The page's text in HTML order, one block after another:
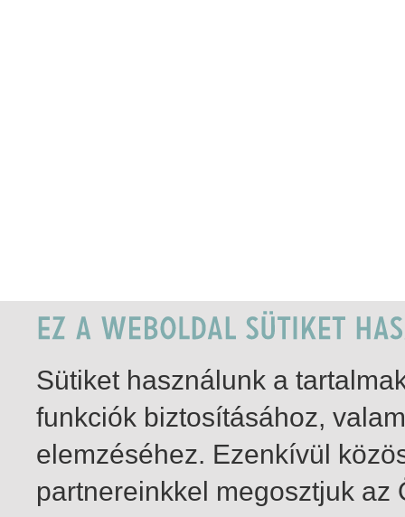
Sütiket használunk a
funkciók biztosításához,
elemzéséhez. Ezenkívül
partnereinkkel megosztjuk